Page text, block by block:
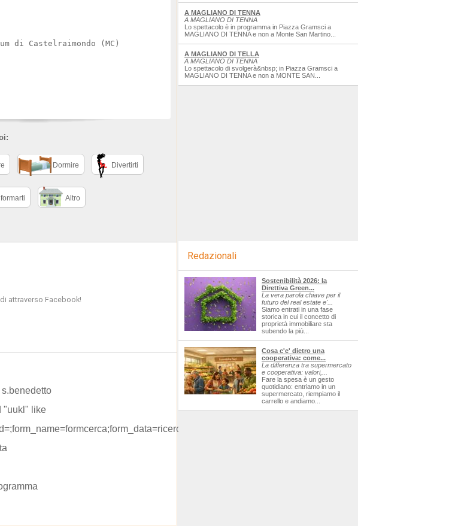
di Castelraimondo (MC)
Dormire Divertirti
Altro
attraverso Facebook!
"uukl" like
A MAGLIANO DI TENNA
A MAGLIANO DI TENNA
Lo spettacolo è in programma in Piazza Gramsci a
MAGLIANO DI TENNA e non a Monte San Martino...
A MAGLIANO DI TELLA
A MAGLIANO DI TENNA
Lo spettacolo di svolgerà&nbsp; in Piazza Gramsci a
MAGLIANO DI TENNA e non a MONTE SAN...
Redazionali
Sostenibilità 2026: la
Direttiva Green...
La vera parola chiave per il
futuro del real estate e'...
Siamo entrati in una fase
storica in cui il concetto di
proprietà immobiliare sta
subendo la più...
Cosa c'e' dietro una
cooperativa: come...
La differenza tra supermercato
e cooperativa: valori,...
Fare la spesa è un gesto
quotidiano: entriamo in un
supermercato, riempiamo il
carrello e andiamo...